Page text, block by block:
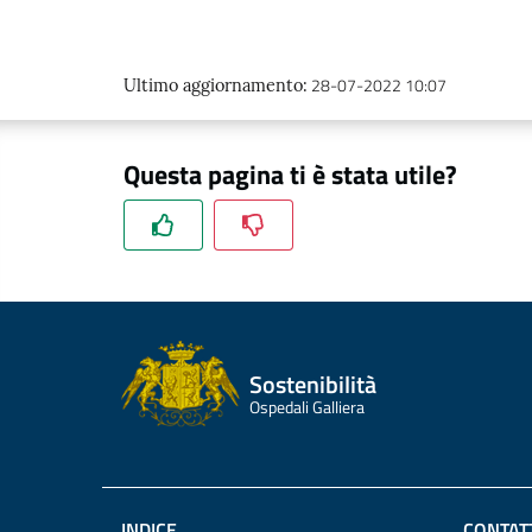
Ultimo aggiornamento: 28-07-2022 10:07
Questa pagina ti è stata utile?
Sostenibilità
Ospedali Galliera